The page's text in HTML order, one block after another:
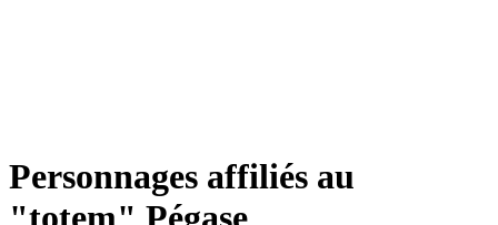
Personnages affiliés au